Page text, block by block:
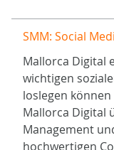
SMM: Social
Mallorca Digital
wichtigen
loslegen
Mallorca Digital
Management
hochwertigen